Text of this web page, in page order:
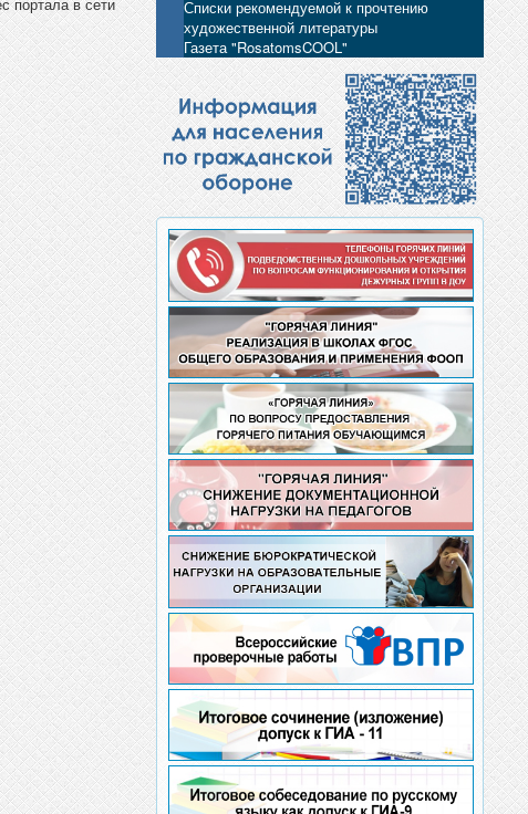
портала в сети
Списки рекомендуемой к прочтению
художественной литературы
Газета "RosatomsCOOL"